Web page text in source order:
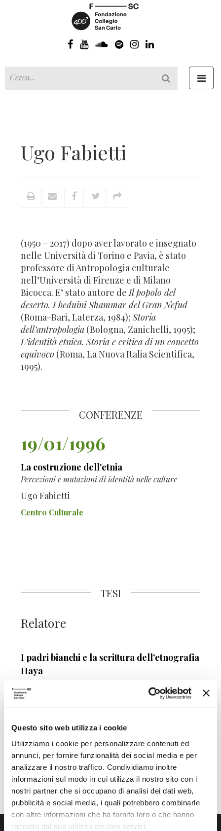
Questo sito web utilizza i cookie
Utilizziamo i cookie per personalizzare contenuti ed
annunci, per fornire funzionalità dei social media e per
analizzare il nostro traffico. Condividiamo inoltre
informazioni sul modo in cui utilizza il nostro sito con i
nostri partner che si occupano di analisi dei dati web,
pubblicità e social media, i quali potrebbero combinarle
con altre informazioni che ha fornito loro o che hanno
raccolto dal suo utilizzo dei loro servizi.
Ugo Fabietti
(1950 – 2017) dopo aver lavorato e insegnato
nelle Università di Torino e Pavia, è stato
professore di Antropologia culturale
nell’Università di Firenze e di Milano
Bicocca. E’ stato autore deIl popolo del
deserto. I beduini Shammar del Gran Nefud
(Roma-Bari, Laterza, 1984);Storia
dell’antropologia (Bologna, Zanichelli, 1995);
L’identità etnica. Storia e critica di un concetto
equivoco (Roma, La Nuova Italia Scientifica,
1995).
CONFERENZE
19/01/1996
La costruzione dell'etnia
Percezioni e mutazioni di identità nelle culture
Ugo Fabietti
Centro Culturale
TESI
Relatore
I padri bianchi e la scrittura dell'etnografia
Haya
Data
AutoreClaudia Mattalucci